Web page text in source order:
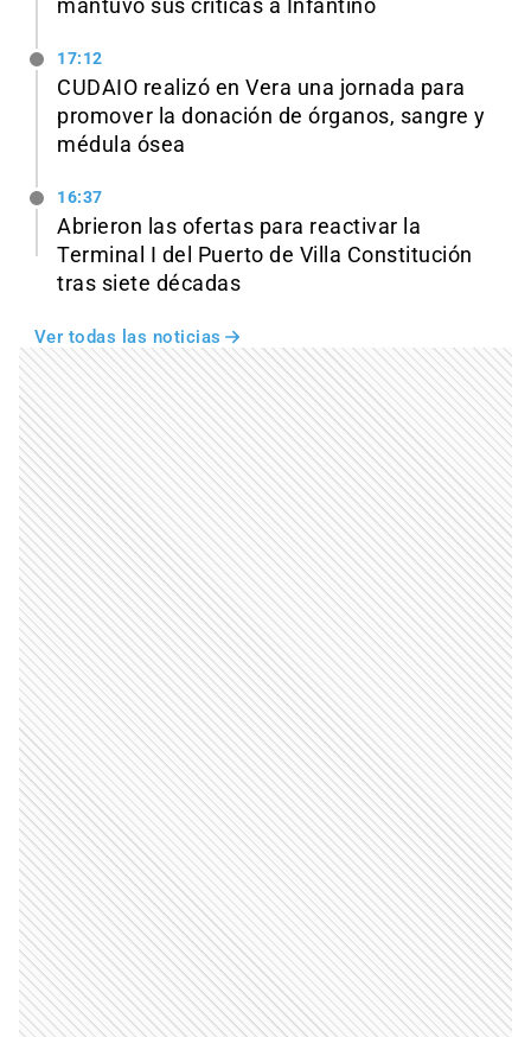
mantuvo sus críticas a Infantino
17:12
CUDAIO realizó en Vera una jornada para
promover la donación de órganos, sangre y
médula ósea
16:37
Abrieron las ofertas para reactivar la
Terminal I del Puerto de Villa Constitución
tras siete décadas
Ver todas las noticias